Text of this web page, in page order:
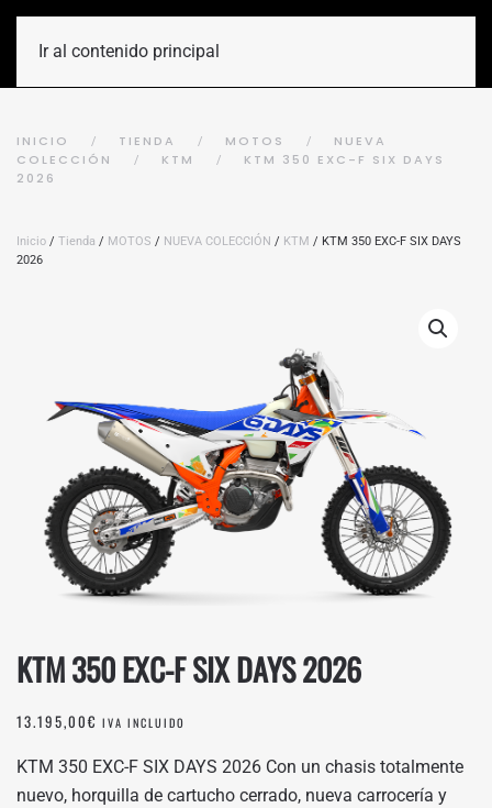
Ir al contenido principal
INICIO TIENDA MOTOS
NUEVA
COLECCIÓN
KTM
KTM 350 EXC-F SIX DAYS
2026
Inicio / Tienda / MOTOS / NUEVA COLECCIÓN / KTM / KTM 350 EXC-F SIX DAYS
2026
KTM 350 EXC-F SIX DAYS 2026
13.195,00€ IVA INCLUIDO
KTM 350 EXC-F SIX DAYS 2026 Con un chasis totalmente
nuevo, horquilla de cartucho cerrado, nueva carrocería y